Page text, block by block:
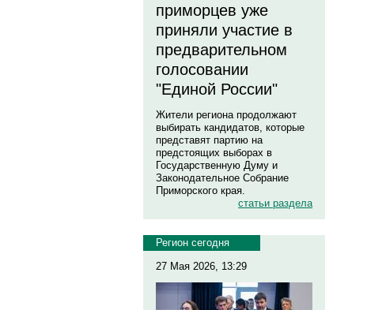
приморцев уже
приняли участие в
предварительном
голосовании
"Единой России"
Жители региона продолжают
выбирать кандидатов, которые
представят партию на
предстоящих выборах в
Государственную Думу и
Законодательное Собрание
Приморского края.
статьи раздела
Регион сегодня
27 Мая 2026, 13:29